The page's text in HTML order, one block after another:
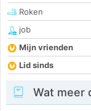
Roken
job
Mijn vrienden
Lid sinds
Wat meer